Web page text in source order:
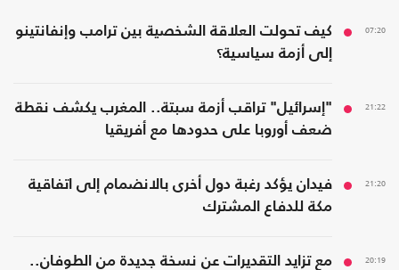
07:20
كيف تحولت العلاقة الشخصية بين ترامب وإنفانتينو
إلى أزمة سياسية؟
21:22
"إسرائيل" تراقب أزمة سبتة.. المغرب يكشف نقطة
ضعف أوروبا على حدودها مع أفريقيا
21:20
فيدان يؤكد رغبة دول أخرى بالانضمام إلى اتفاقية
مكة للدفاع المشترك
20:19
مع تزايد التقديرات عن نسخة جديدة من الطوفان..